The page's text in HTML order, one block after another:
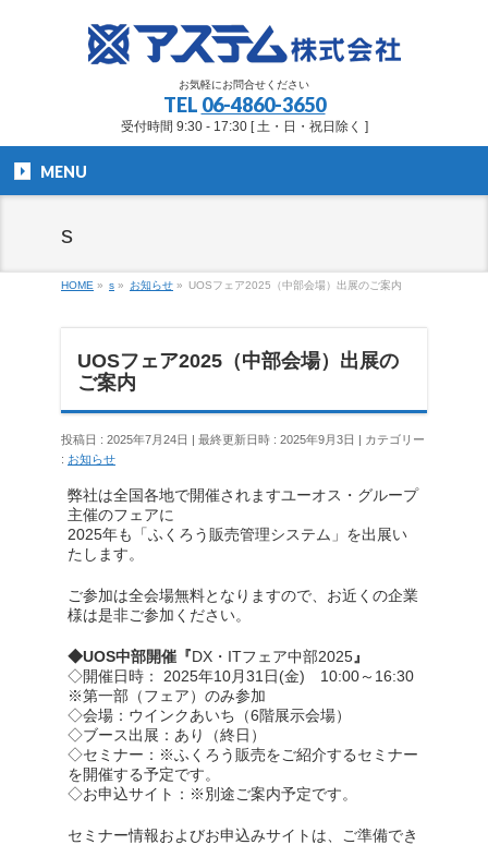
お気軽にお問合せください
TEL 06-4860-3650
受付時間 9:30 - 17:30 [ 土・日・祝日除く ]
MENU
s
HOME » s » お知らせ » UOSフェア2025（中部会場）出展のご案内
UOSフェア2025（中部会場）出展の
ご案内
投稿日 : 2025年7月24日 最終更新日時 : 2025年9月3日
カテゴリー
: お知らせ
弊社は全国各地で開催されますユーオス・グループ
主催のフェアに
2025年も「ふくろう販売管理システム」を出展い
たします。
ご参加は全会場無料となりますので、お近くの企業
様は是非ご参加ください。
◆UOS中部開催『DX・ITフェア中部2025』
◇開催日時： 2025年10月31日(金) 10:00～16:30
※第一部（フェア）のみ参加
◇会場：ウインクあいち（6階展示会場）
◇ブース出展：あり（終日）
◇セミナー：※ふくろう販売をご紹介するセミナー
を開催する予定です。
◇お申込サイト：※別途ご案内予定です。
セミナー情報およびお申込みサイトは、ご準備でき